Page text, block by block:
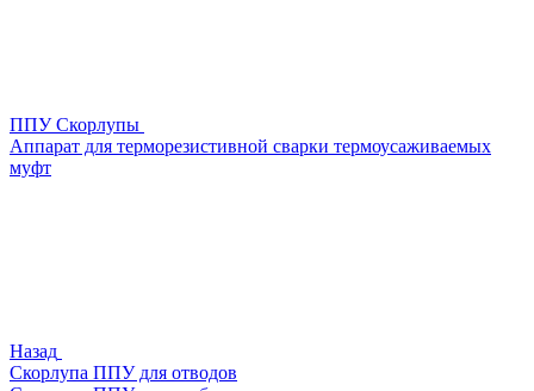
ППУ Скорлупы
Аппарат для терморезистивной сварки термоусаживаемых
муфт
Назад
Скорлупа ППУ для отводов